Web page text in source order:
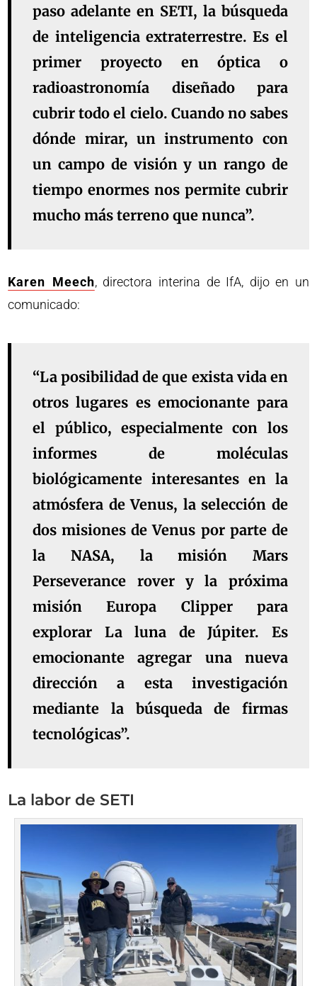
paso adelante en SETI, la búsqueda
de inteligencia extraterrestre. Es el
primer proyecto en óptica o
radioastronomía diseñado para
cubrir todo el cielo. Cuando no sabes
dónde mirar, un instrumento con
un campo de visión y un rango de
tiempo enormes nos permite cubrir
mucho más terreno que nunca”.
Karen Meech, directora interina de IfA, dijo en un
comunicado:
“La posibilidad de que exista vida en
otros lugares es emocionante para
el público, especialmente con los
informes de moléculas
biológicamente interesantes en la
atmósfera de Venus, la selección de
dos misiones de Venus por parte de
la NASA, la misión Mars
Perseverance rover y la próxima
misión Europa Clipper para
explorar La luna de Júpiter. Es
emocionante agregar una nueva
dirección a esta investigación
mediante la búsqueda de firmas
tecnológicas”.
La labor de SETI